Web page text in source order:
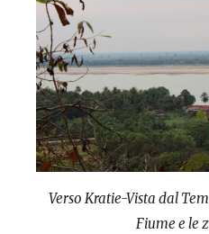
Verso Kratie-Vista dal
Fiume e le